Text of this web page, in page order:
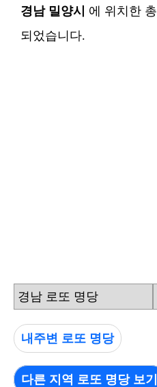
경남 밀양시 에 위치한 총
되었습니다.
경남 로또 명당
내주변 로또 명당
다른 지역 로또 명당 보기